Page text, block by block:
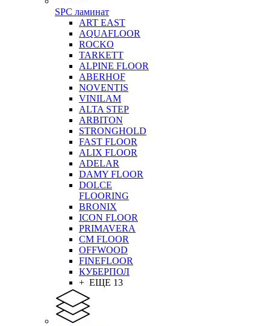
SPC ламинат
ART EAST
AQUAFLOOR
ROCKO
TARKETT
ALPINE FLOOR
ABERHOF
NOVENTIS
VINILAM
ALTA STEP
ARBITON
STRONGHOLD
FAST FLOOR
ALIX FLOOR
ADELAR
DAMY FLOOR
DOLCE
FLOORING
BRONIX
ICON FLOOR
PRIMAVERA
CM FLOOR
OFFWOOD
FINEFLOOR
КУБЕРПОЛ
+ ЕЩЕ 13